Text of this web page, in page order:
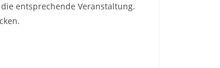
entsprechende Veranstaltung.